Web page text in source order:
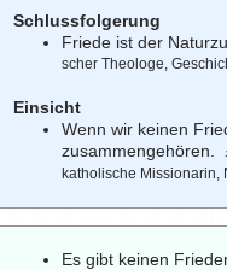
Schlussfolgerung
Friede ist der
scher Theologe,
Einsicht
Wenn wir keinen
zusammengehören.
katholische
Es gibt keinen